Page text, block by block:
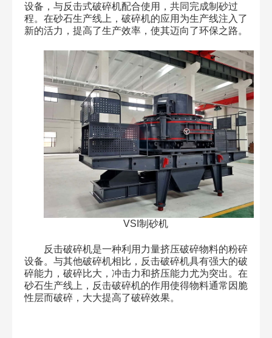
设备，与反击式破碎机配合使用，共同完成制砂过
程。在砂石生产线上，破碎机的应用为生产线注入了
新的活力，提高了生产效率，使其迈向了环保之路。
VSI制砂机
反击破碎机是一种利用力量挤压破碎物料的粉碎
设备。与其他破碎机相比，反击破碎机具有强大的破
碎能力，破碎比大，冲击力和挤压能力尤为突出。在
砂石生产线上，反击破碎机的作用使得物料通常因脆
性层而破碎，大大提高了破碎效果。